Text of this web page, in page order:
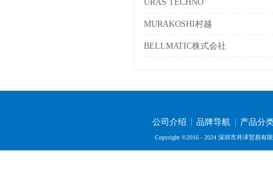
URAS TECHNO
MURAKOSHI村越
BELLMATIC株式会社
公司介绍 品牌导航 产品分
Copyright ©2016 - 2024 深圳市井泽贸易有